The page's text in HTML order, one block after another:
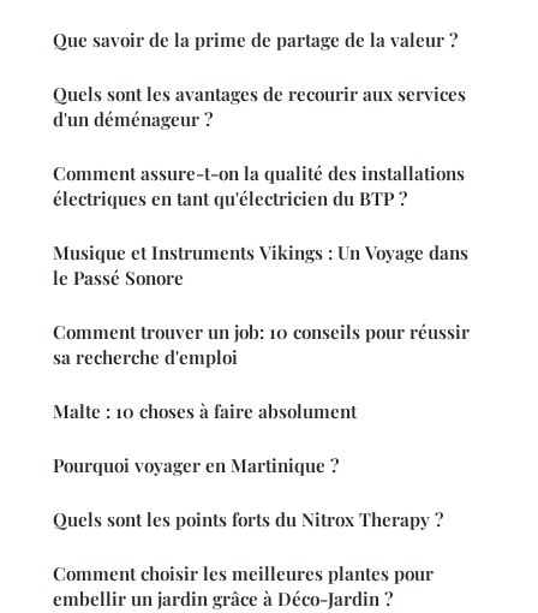
Que savoir de la prime de partage de la valeur ?
Quels sont les avantages de recourir aux services
d'un déménageur ?
Comment assure-t-on la qualité des installations
électriques en tant qu'électricien du BTP ?
Musique et Instruments Vikings : Un Voyage dans
le Passé Sonore
Comment trouver un job: 10 conseils pour réussir
sa recherche d'emploi
Malte : 10 choses à faire absolument
Pourquoi voyager en Martinique ?
Quels sont les points forts du Nitrox Therapy ?
Comment choisir les meilleures plantes pour
embellir un jardin grâce à Déco-Jardin ?